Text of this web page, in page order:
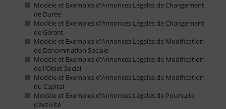
Modèle et Exemples d'Annonces Légales de Changement
de Durée
Modèle et Exemples d'Annonces Légales de Changement
de Gérant
Modèle et Exemples d'Annonces Légales de Modification
de Dénomination Sociale
Modèle et Exemples d'Annonces Légales de Modification
de l'Objet Social
Modèle et Exemples d'Annonces Légales de Modification
du Capital
Modèle et Exemples d'Annonces Légales de Poursuite
d’Activité